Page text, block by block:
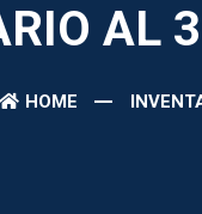
AL
HOME